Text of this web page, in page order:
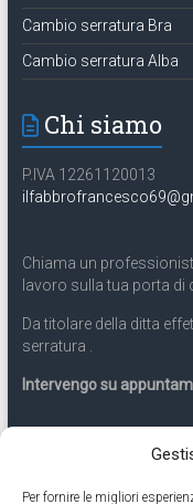
Per fornire le migliori
Cambio serratura Bra
Cambio serratura Alba
Chi siamo
P.IVA 12261120013
Chiama un
lavoro sulla tua porta di
Da titolare della ditta
serratura .
Intervengo su
Servizio 24